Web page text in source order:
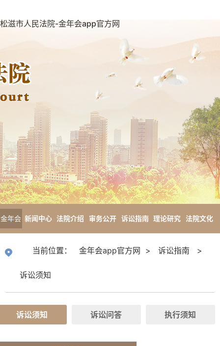
松滋市人民法院-金年会app官方网
金年会
方网
新闻中心 法院介绍 审务公开 诉讼指南 理论研究 法院文化
当前位置： 金年会app官方网 > 诉讼指南 >
诉讼须知
诉讼须知 诉讼问答 执行须知